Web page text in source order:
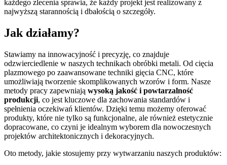
każdego zlecenia sprawia, że każdy projekt jest realizowany z
najwyższą starannością i dbałością o szczegóły.
Jak działamy?
Stawiamy na innowacyjność i precyzję, co znajduje
odzwierciedlenie w naszych technikach obróbki metali. Od cięcia
plazmowego po zaawansowane techniki gięcia CNC, które
umożliwiają tworzenie skomplikowanych wzorów i form. Nasze
metody pracy zapewniają wysoką jakość i powtarzalność
produkcji, co jest kluczowe dla zachowania standardów i
spełnienia oczekiwań klientów. Dzięki temu możemy oferować
produkty, które nie tylko są funkcjonalne, ale również estetycznie
dopracowane, co czyni je idealnym wyborem dla nowoczesnych
projektów architektonicznych i dekoracyjnych.
Oto metody, jakie stosujemy przy wytwarzaniu naszych produktów: